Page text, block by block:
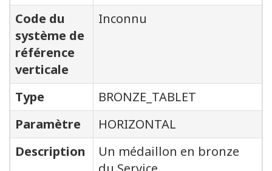
Code du
système de
référence
verticale
Inconnu
Type
BRONZE_TABLET
Paramètre
HORIZONTAL
Description
Un médaillon en bronze